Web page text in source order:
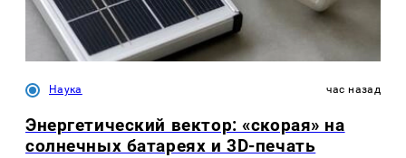
Наука час назад
Энергетический вектор: «скорая» на
солнечных батареях и 3D-печать